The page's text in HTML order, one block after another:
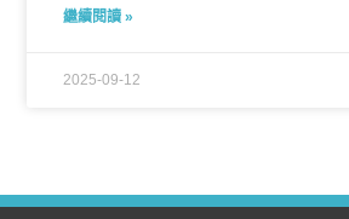
繼續閱讀 »
2025-09-12